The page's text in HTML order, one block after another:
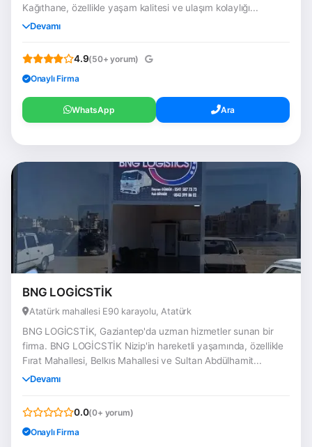
Kağıthane, özellikle yaşam kalitesi ve ulaşım kolaylığı...
Devamı
4.9(50+ yorum)
Onaylı Firma
WhatsApp Ara
BNG LOGİCSTİK
Atatürk mahallesi E90 karayolu, Atatürk
BNG LOGİCSTİK, Gaziantep'da uzman hizmetler sunan bir
firma. BNG LOGİCSTİK Nizip'in hareketli yaşamında, özellikle
Fırat Mahallesi, Belkıs Mahallesi ve Sultan Abdülhamit...
Devamı
0.0(0+ yorum)
Onaylı Firma